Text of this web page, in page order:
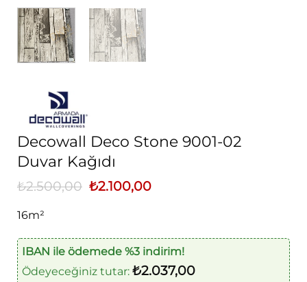
Decowall Deco Stone 9001-02
Duvar Kağıdı
₺2.500,00 Orijinal
fiyat:
₺2.100,00Şu
16m²
IBAN ile ödemede %3 indirim!
Ödeyeceğiniz tutar: ₺2.037,00